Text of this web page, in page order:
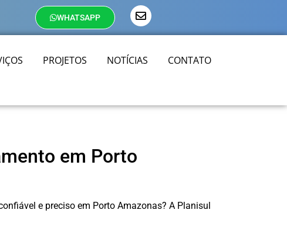
WHATSAPP
PROJETOS NOTÍCIAS CONTATO
em Porto
e preciso em Porto Amazonas? A Planisul